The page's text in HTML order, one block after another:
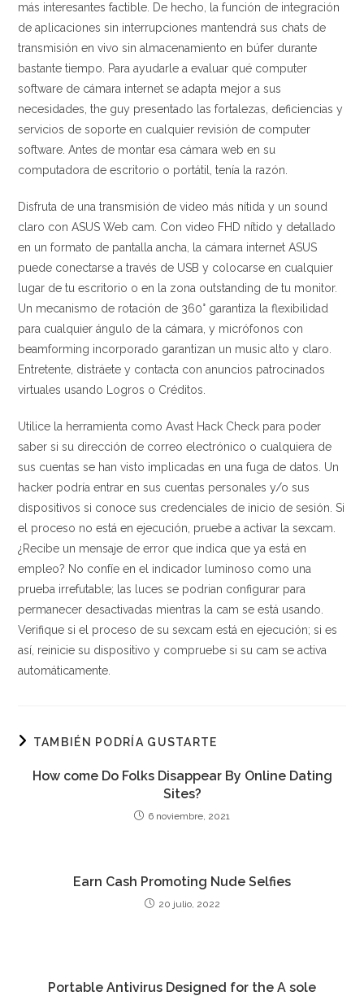
más interesantes factible. De hecho, la función de integración
de aplicaciones sin interrupciones mantendrá sus chats de
transmisión en vivo sin almacenamiento en búfer durante
bastante tiempo. Para ayudarle a evaluar qué computer
software de cámara internet se adapta mejor a sus
necesidades, the guy presentado las fortalezas, deficiencias y
servicios de soporte en cualquier revisión de computer
software. Antes de montar esa cámara web en su
computadora de escritorio o portátil, tenía la razón.
Disfruta de una transmisión de video más nítida y un sound
claro con ASUS Web cam. Con video FHD nítido y detallado
en un formato de pantalla ancha, la cámara internet ASUS
puede conectarse a través de USB y colocarse en cualquier
lugar de tu escritorio o en la zona outstanding de tu monitor.
Un mecanismo de rotación de 360° garantiza la flexibilidad
para cualquier ángulo de la cámara, y micrófonos con
beamforming incorporado garantizan un music alto y claro.
Entretente, distráete y contacta con anuncios patrocinados
virtuales usando Logros o Créditos.
Utilice la herramienta como Avast Hack Check para poder
saber si su dirección de correo electrónico o cualquiera de
sus cuentas se han visto implicadas en una fuga de datos. Un
hacker podría entrar en sus cuentas personales y/o sus
dispositivos si conoce sus credenciales de inicio de sesión. Si
el proceso no está en ejecución, pruebe a activar la sexcam.
¿Recibe un mensaje de error que indica que ya está en
empleo? No confíe en el indicador luminoso como una
prueba irrefutable; las luces se podrian configurar para
permanecer desactivadas mientras la cam se está usando.
Verifique si el proceso de su sexcam está en ejecución; si es
así, reinicie su dispositivo y compruebe si su cam se activa
automáticamente.
TAMBIÉN PODRÍA GUSTARTE
How come Do Folks Disappear By Online Dating
Sites?
6 noviembre, 2021
Earn Cash Promoting Nude Selfies
20 julio, 2022
Portable Antivirus Designed for the A sole